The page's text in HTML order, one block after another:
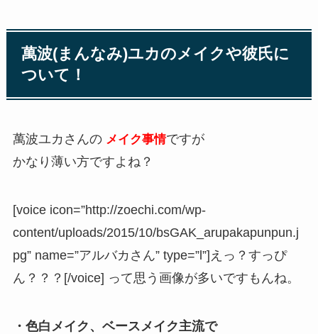
萬波(まんなみ)ユカのメイクや彼氏に
ついて！
萬波ユカさんのメイク事情ですが
かなり薄い方ですよね？
[voice icon=”http://zoechi.com/wp-
content/uploads/2015/10/bsGAK_arupakapunpun.j
pg” name=”アルバカさん” type=”l”]えっ？すっぴ
ん？？？[/voice] って思う画像が多いですもんね。
・色白メイク、ベースメイク主流で